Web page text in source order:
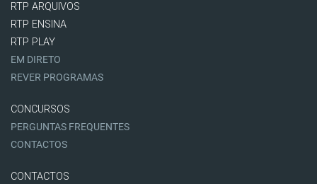
RTP ARQUIVOS
RTP ENSINA
RTP PLAY
EM DIRETO
REVER PROGRAMAS
CONCURSOS
PERGUNTAS FREQUENTES
CONTACTOS
CONTACTOS